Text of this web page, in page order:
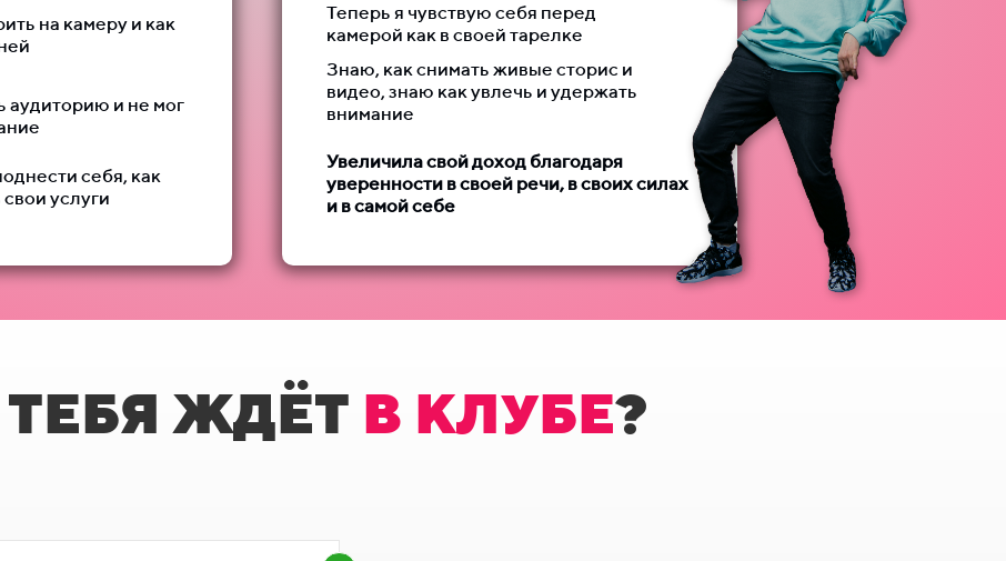
аудиторию и не мог
на камеру и как
Знаю, как снимать живые сторис и
видео, знаю как увлечь и удержать
внимание
Теперь я чувствую себя перед
камерой как в своей тарелке
Увеличила свой доход благодаря
уверенности в своей речи, в своих силах
и в самой себе
себя, как
услуги
ТЕБЯ ЖДЁТ В КЛУБЕ?